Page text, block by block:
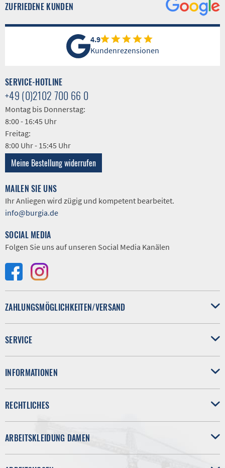
ZUFRIEDENE KUNDEN
4.9
Kundenrezensionen
SERVICE-HOTLINE
+49 (0)2102 700 66 0
Montag bis Donnerstag:
8:00 - 16:45 Uhr
Freitag:
8:00 Uhr - 15:45 Uhr
Meine Bestellung widerrufen
MAILEN SIE UNS
Ihr Anliegen wird zügig und kompetent bearbeitet.
info@burgia.de
SOCIAL MEDIA
Folgen Sie uns auf unseren Social Media Kanälen
ZAHLUNGSMÖGLICHKEITEN/VERSAND
SERVICE
INFORMATIONEN
RECHTLICHES
ARBEITSKLEIDUNG DAMEN